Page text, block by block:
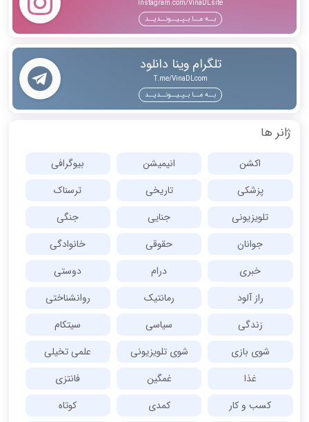
Instagram.com/VinaDLsite
بــه مــا بـپـیــونــدیــد
تلگرام وینا دانلود
T.me/VinaDLcom
بــه مــا بـپـیــونــدیــد
ژانر ها
اکشن انیمیشن
بیوگرافی
پزشکی
تاریخی
ترسناک
تلویزیونی
جنایی
جنگی
جوانان
حقوقی
خانوادگی
خبری
درام
دوستی
راز آلود
رمانتیک
روانشناختی
زندگی
سیاسی
سیتکام
شوی بازی
شوی تلویزیونی
علمی تخیلی
غذا
غمگین
فانتزی
کسب و کار
کمدی
کوتاه